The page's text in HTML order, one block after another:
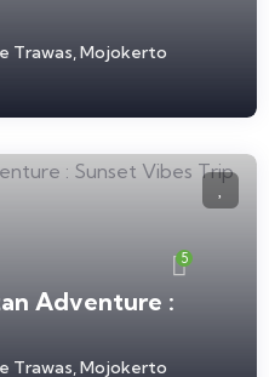
Trawas, Mojokerto
5
Adventure :
Trawas, Mojokerto